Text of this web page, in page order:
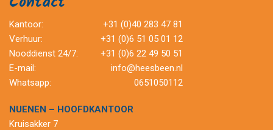
Kantoor:
+31 (0)40 283 47 81
Verhuur:
+31 (0)6 51 05 01 12
Nooddienst 24/7:
+31 (0)6 22 49 50 51
E-mail:
info@heesbeen.nl
Whatsapp:
0651050112
NUENEN – HOOFDKANTOOR
Kruisakker 7